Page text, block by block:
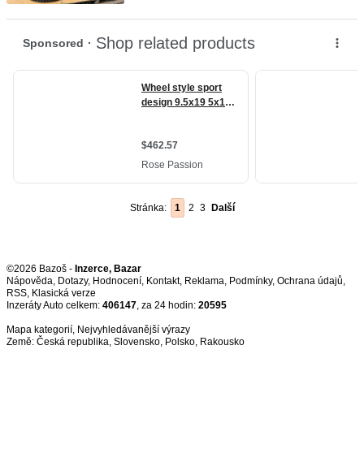
Stránka: 1 2 3 Další
©2026 Bazoš - Inzerce, Bazar
Nápověda, Dotazy, Hodnocení, Kontakt, Reklama, Podmínky, Ochrana údajů,
RSS,
Inzeráty Auto celkem: 406147, za 24 hodin: 20595
Mapa kategorií, Nejvyhledávanější výrazy
Země: Česká republika, Slovensko, Polsko, Rakousko